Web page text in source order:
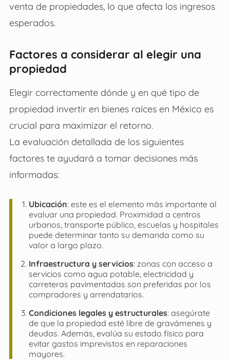
venta de propiedades, lo que afecta los ingresos
esperados.
Factores a considerar al elegir una
propiedad
Elegir correctamente dónde y en qué tipo de
propiedad invertir en bienes raíces en México es
crucial para maximizar el retorno.
La evaluación detallada de los siguientes
factores te ayudará a tomar decisiones más
informadas:
Ubicación: este es el elemento más importante al
evaluar una propiedad. Proximidad a centros
urbanos, transporte público, escuelas y hospitales
puede determinar tanto su demanda como su
valor a largo plazo.
Infraestructura y servicios: zonas con acceso a
servicios como agua potable, electricidad y
carreteras pavimentadas son preferidas por los
compradores y arrendatarios.
Condiciones legales y estructurales: asegúrate
de que la propiedad esté libre de gravámenes y
deudas. Además, evalúa su estado físico para
evitar gastos imprevistos en reparaciones
mayores.